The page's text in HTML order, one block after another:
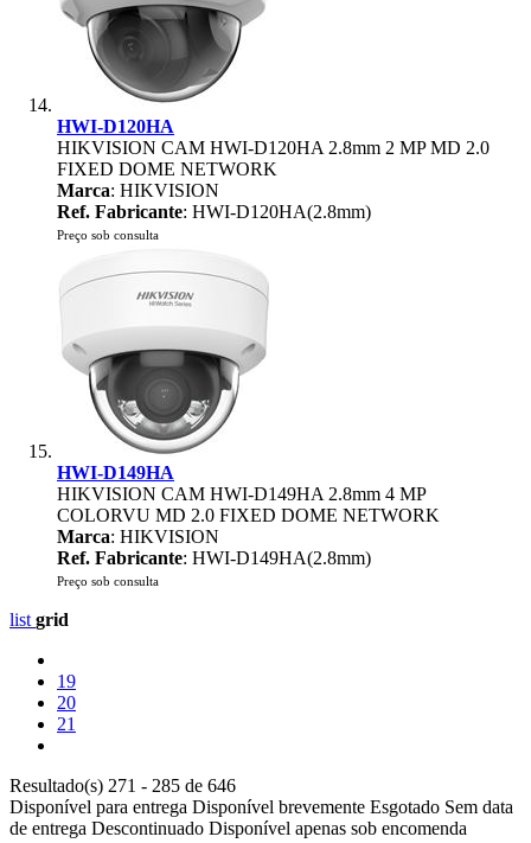
HWI-D120HA
HIKVISION CAM HWI-D120HA 2.8mm 2 MP MD 2.0
FIXED DOME NETWORK
Marca: HIKVISION
Ref. Fabricante: HWI-D120HA(2.8mm)
Preço sob consulta
HWI-D149HA
HIKVISION CAM HWI-D149HA 2.8mm 4 MP
COLORVU MD 2.0 FIXED DOME NETWORK
Marca: HIKVISION
Ref. Fabricante: HWI-D149HA(2.8mm)
Preço sob consulta
list grid
19
20
21
Resultado(s) 271 - 285 de 646
Disponível para entrega Disponível brevemente Esgotado Sem data
de entrega Descontinuado Disponível apenas sob encomenda